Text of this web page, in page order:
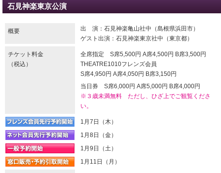
石見神楽東京公演
概要
出 演：石見神楽亀山社中（島根県浜田市）
ゲスト出演：石見神楽東京社中（東京都）
チケット料金
（税込）
全席指定 S席5,500円 A席4,500円 B席3,500円
THEATRE1010フレンズ会員
S席4,950円 A席4,050円 B席3,150円
当日券 S席6,000円 A席5,000円 B席4,000円
※３歳未満無料 ただし、ひざ上でご観覧くださ
い。
1月7日（木）
1月8日（金）
1月9日（土）
1月11日（月）